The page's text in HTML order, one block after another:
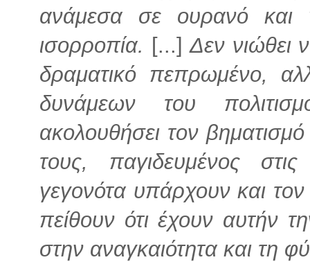
ανάμεσα σε ουρανό και
ισορροπία. [...]Δεν νιώθει
δραματικό πεπρωμένο,
δυνάμεων του
ακολουθήσει τον
τους, παγιδευμένος
γεγονότα υπάρχουν και
πείθουν ότι έχουν αυτήν
στην αναγκαιότητα και τη